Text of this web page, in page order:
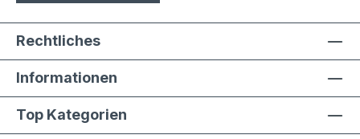
Rechtliches
Informationen
Top Kategorien